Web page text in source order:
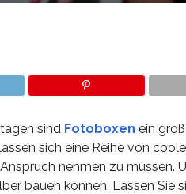
sind Fotoboxen ein
sich eine Reihe von
nehmen zu müssen.
bauen können. Lassen Sie